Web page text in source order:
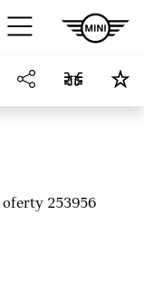
się
253956